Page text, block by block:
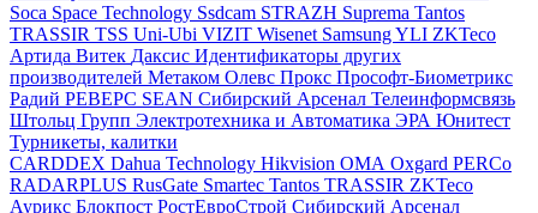
Soca Space Technology Ssdcam STRAZH Suprema Tantos
TRASSIR TSS Uni-Ubi VIZIT Wisenet SamsungYLI ZKTeco
Артида Витек Даксис Идентификаторы других
производителей Метаком Олевс Прокс Прософт-Биометрикс
Радий РЕВЕРС SEAN Сибирский Арсенал Телеинформсвязь
Штольц Групп Электротехника и Автоматика ЭРА Юнитест
Турникеты, калитки
CARDDEX Dahua Technology Hikvision ОМА Oxgard PERCo
RADARPLUS RusGate Smartec Tantos TRASSIR ZKTeco
Аурикс Блокпост РостЕвроСтрой Сибирский Арсенал